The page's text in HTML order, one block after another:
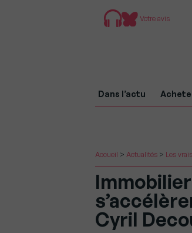
Votre avis
Dans l’actu
Accueil > Actualités > Les
Cyril